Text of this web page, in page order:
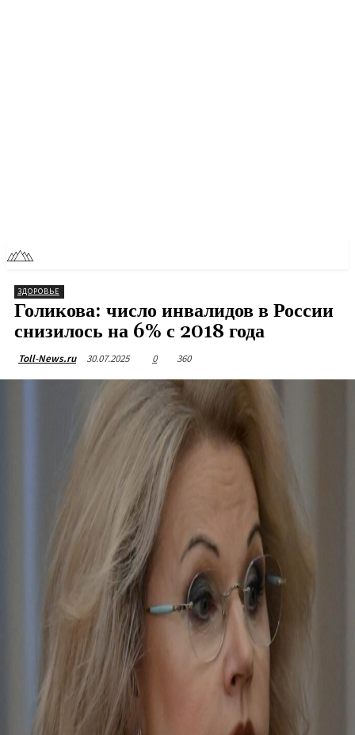
ЗДОРОВЬЕ
Голикова: число инвалидов в России
снизилось на 6% с 2018 года
Toll-News.ru 30.07.2025 0 360